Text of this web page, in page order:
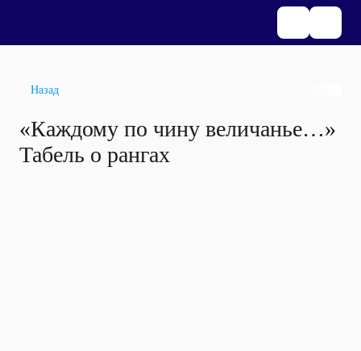
Назад
«Каждому по чину величанье…»
Табель о рангах